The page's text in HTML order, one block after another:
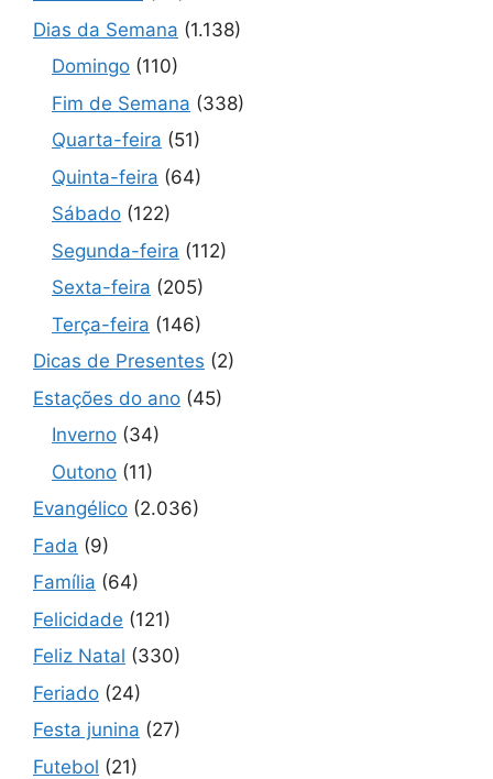
Dias da Semana (1.138)
Domingo (110)
Fim de Semana (338)
Quarta-feira (51)
Quinta-feira (64)
Sábado (122)
Segunda-feira (112)
Sexta-feira (205)
Terça-feira (146)
Dicas de Presentes (2)
Estações do ano (45)
Inverno (34)
Outono (11)
Evangélico (2.036)
Fada (9)
Família (64)
Felicidade (121)
Feliz Natal (330)
Feriado (24)
Festa junina (27)
Futebol (21)